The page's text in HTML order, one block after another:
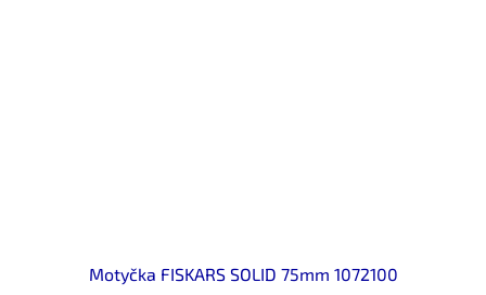
Motyčka FISKARS SOLID 75mm 1072100